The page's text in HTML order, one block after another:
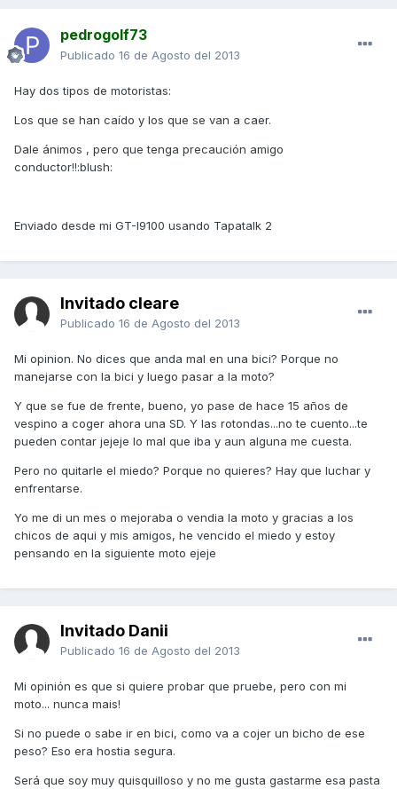
pedrogolf73
Publicado 16 de Agosto del 2013
Hay dos tipos de motoristas:
Los que se han caído y los que se van a caer.
Dale ánimos , pero que tenga precaución amigo
conductor!!:blush:
Enviado desde mi GT-I9100 usando Tapatalk 2
Invitado cleare
Publicado 16 de Agosto del 2013
Mi opinion. No dices que anda mal en una bici? Porque no
manejarse con la bici y luego pasar a la moto?
Y que se fue de frente, bueno, yo pase de hace 15 años de
vespino a coger ahora una SD. Y las rotondas...no te cuento...te
pueden contar jejeje lo mal que iba y aun alguna me cuesta.
Pero no quitarle el miedo? Porque no quieres? Hay que luchar y
enfrentarse.
Yo me di un mes o mejoraba o vendia la moto y gracias a los
chicos de aqui y mis amigos, he vencido el miedo y estoy
pensando en la siguiente moto ejeje
Invitado Danii
Publicado 16 de Agosto del 2013
Mi opinión es que si quiere probar que pruebe, pero con mi
moto... nunca mais!
Si no puede o sabe ir en bici, como va a cojer un bicho de ese
peso? Eso era hostia segura.
Será que soy muy quisquilloso y no me gusta gastarme esa pasta